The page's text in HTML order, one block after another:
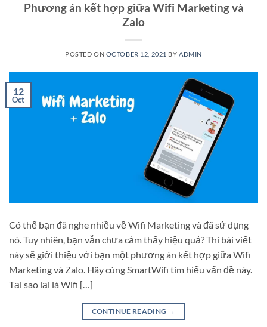
Phương án kết hợp giữa Wifi Marketing và
Zalo
POSTED ON OCTOBER 12, 2021 BY ADMIN
12
Oct
Có thể bạn đã nghe nhiều về Wifi Marketing và đã sử dụng
nó. Tuy nhiên, bạn vẫn chưa cảm thấy hiệu quả? Thì bài viết
này sẽ giới thiệu với bạn một phương án kết hợp giữa Wifi
Marketing và Zalo. Hãy cùng SmartWifi tìm hiểu vấn đề này.
Tại sao lại là Wifi […]
CONTINUE READING →